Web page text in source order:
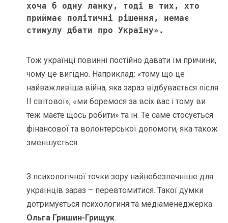
хоча б одну ланку, тоді в тих, хто
приймає політичні рішення, немає
стимулу дбати про Україну».
Тож українці повинні постійно давати їм причини,
чому це вигідно. Наприклад: «тому що це
найважливіша війна, яка зараз відбувається після
ІІ світової»; «ми боремося за всіх вас і тому ви
теж маєте щось робити» та ін. Те саме стосується
фінансової та волонтерської допомоги, яка також
зменшується.
З психологічної точки зору найнебезпечніше для
українців зараз – перевтомитися. Такої думки
дотримується психологиня та медіаменеджерка
Ольга Гришин-Грищук.